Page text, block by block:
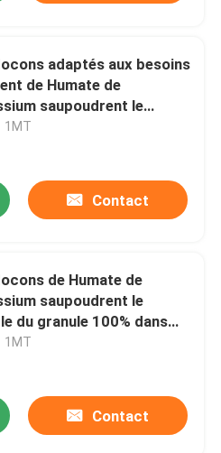
adaptés aux besoins
de Humate de
saupoudrent le
pH 9-11
1MT
Contact
de Humate de
saupoudrent le
du granule 100% dans
1MT
Contact